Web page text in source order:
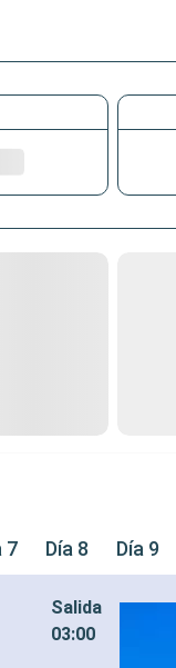
7 Día 8 Día 9
Salida
03:00